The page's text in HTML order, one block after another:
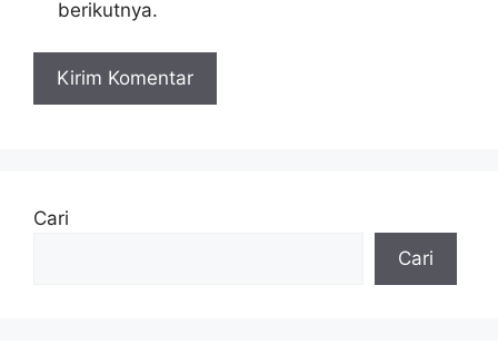
berikutnya.
Cari
Cari